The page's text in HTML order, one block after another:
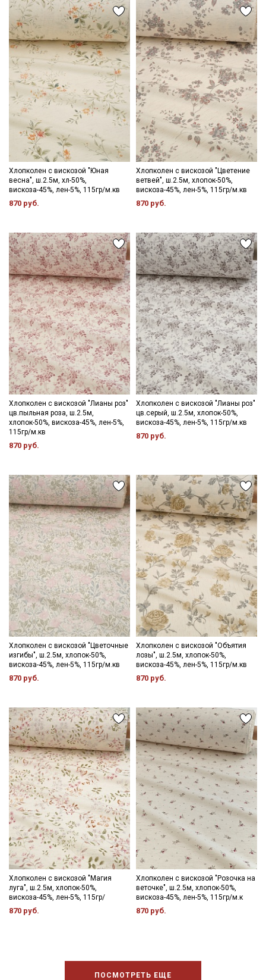
- стирка до 40С;
- сушить в подвешенном расправленном состоянии, не
пересушивать;
- гладить рекомендуется с изнаночной стороны, через
проутюжильник на минимальном режиме утюга.
Обратите внимание: цветопередача на экране может
отличаться от реального цвета ткани в зависимости от
настроек вашего монитора и номера партии. Для точного
соответствия цвета можно заказать образец ткани или
связаться с менеджером для уточнения наличия образцов и
цвета перед оформлением заказа.
Хлопколен с вискозой "Юная
весна", ш.2.5м, хл-50%,
вискоза-45%, лен-5%, 115гр/м.кв
870 руб.
Хлопколен с вискозой "Цветение
ветвей", ш.2.5м, хлопок-50%,
вискоза-45%, лен-5%, 115гр/м.кв
870 руб.
Хлопколен с вискозой "Лианы роз"
цв.пыльная роза, ш.2.5м,
хлопок-50%, вискоза-45%, лен-5%,
115гр/м.кв
870 руб.
Хлопколен с вискозой "Лианы роз"
цв.серый, ш.2.5м, хлопок-50%,
вискоза-45%, лен-5%, 115гр/м.кв
870 руб.
Хлопколен с вискозой "Цветочные
изгибы", ш.2.5м, хлопок-50%,
вискоза-45%, лен-5%, 115гр/м.кв
870 руб.
Хлопколен с вискозой "Объятия
лозы", ш.2.5м, хлопок-50%,
вискоза-45%, лен-5%, 115гр/м.кв
870 руб.
Хлопколен с вискозой "Магия
луга", ш.2.5м, хлопок-50%,
вискоза-45%, лен-5%, 115гр/
870 руб.
Хлопколен с вискозой "Розочка на
веточке", ш.2.5м, хлопок-50%,
вискоза-45%, лен-5%, 115гр/м.к
870 руб.
ПОСМОТРЕТЬ ЕЩЕ
Секретная рассылка от Купава
Мы публикуем здесь дополнительные
промокоды и скидки до 30% на узкие
категории тканей
Электронная почта
Ознакомлен(а) сПолитикой обработки персональных
данныхи даюСогласие на обработку персональных
данных
ДаюСогласие на получение рекламных и
информационных рассылок